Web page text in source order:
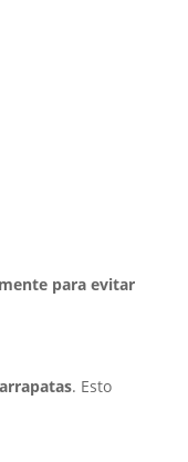
para evitar
. Esto